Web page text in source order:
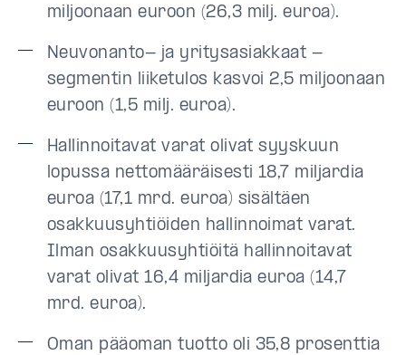
miljoonaan euroon (26,3 milj. euroa).
Neuvonanto- ja yritysasiakkaat -
segmentin liiketulos kasvoi 2,5 miljoonaan
euroon (1,5 milj. euroa).
Hallinnoitavat varat olivat syyskuun
lopussa nettomääräisesti 18,7 miljardia
euroa (17,1 mrd. euroa) sisältäen
osakkuusyhtiöiden hallinnoimat varat.
Ilman osakkuusyhtiöitä hallinnoitavat
varat olivat 16,4 miljardia euroa (14,7
mrd. euroa).
Oman pääoman tuotto oli 35,8 prosenttia